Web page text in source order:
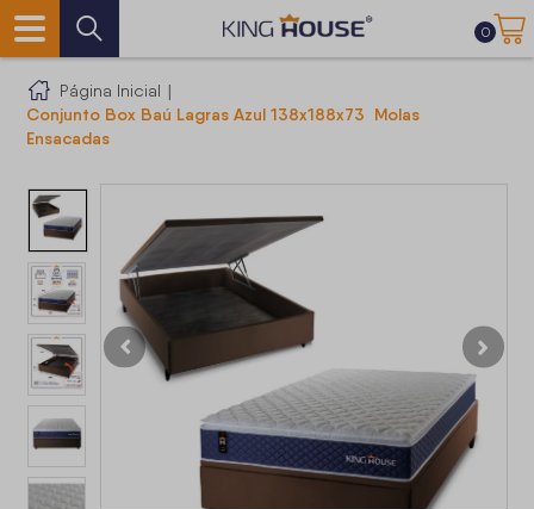
0
Página Inicial |
Conjunto Box Baú Lagras Azul 138x188x73 Molas
Ensacadas